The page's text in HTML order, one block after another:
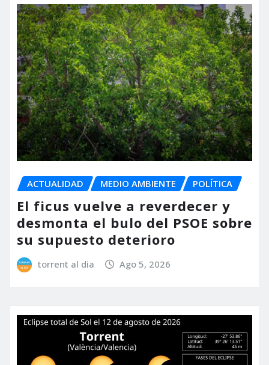
ACTUALIDAD MEDIO AMBIENTE POLÍTICA
El ficus vuelve a reverdecer y
desmonta el bulo del PSOE sobre
su supuesto deterioro
torrent al dia Ago 5, 2026